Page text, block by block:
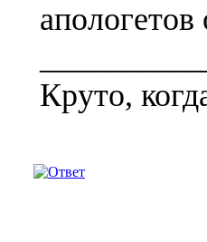
апологетов
Круто,